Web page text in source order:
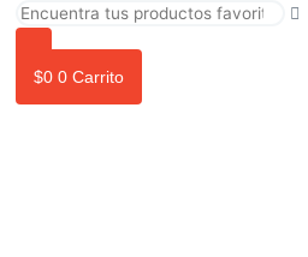
$0 0 Carrito